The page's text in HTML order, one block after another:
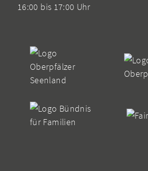
16:00 bis 17:00 Uhr